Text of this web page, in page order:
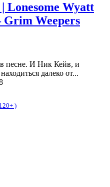
Lonesome Wyatt
Weepers
в песне. И Ник Кейв, и
далеко от...
120+ )